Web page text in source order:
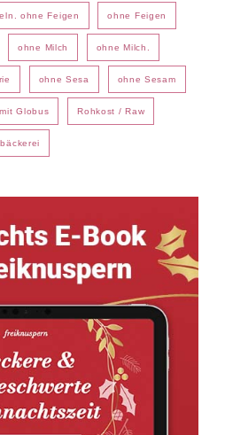
ohne Feigen ohne Feigen
ohne Milch ohne Milch.
ohne Sesa ohne Sesam
Globus Rohkost / Raw